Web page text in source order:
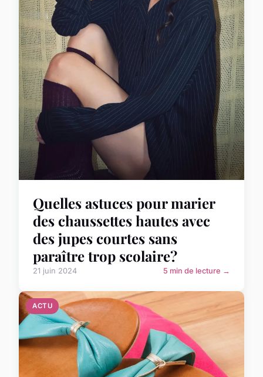
Quelles astuces pour marier
des chaussettes hautes avec
des jupes courtes sans
paraître trop scolaire?
21 juin 2024 5 min de lecture →
ACTU